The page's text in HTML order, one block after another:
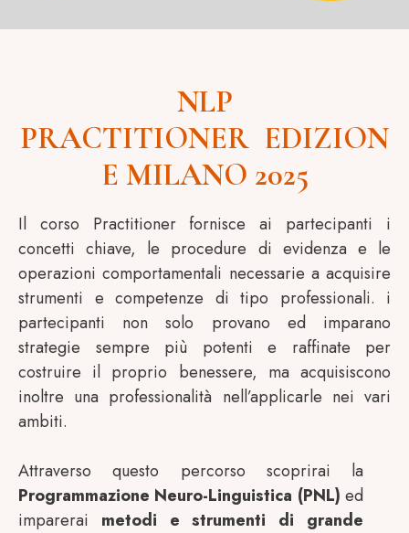
NLP
PRACTITIONER EDIZION
E MILANO 2025
Il corso Practitioner fornisce ai partecipanti i
concetti chiave, le procedure di evidenza e le
operazioni comportamentali necessarie a acquisire
strumenti e competenze di tipo professionali. i
partecipanti non solo provano ed imparano
strategie sempre più potenti e raffinate per
costruire il proprio benessere, ma acquisiscono
inoltre una professionalità nell’applicarle nei vari
ambiti.
Attraverso questo percorso scoprirai la
Programmazione Neuro-Linguistica (PNL) ed
imparerai metodi e strumenti di grande